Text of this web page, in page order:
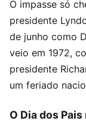
O impasse só
presidente
de junho como
veio em 1972,
presidente
um feriado
O Dia dos